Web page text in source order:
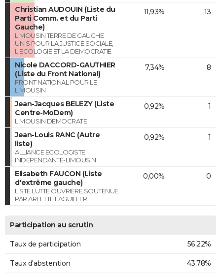
Christian AUDOUIN (Liste du
Parti Comm. et du Parti
Gauche)
LIMOUSIN TERRE DE GAUCHE
UNIS POUR LA JUSTICE SOCIALE,
L'ECOLOGIE ET LA DEMOCRATIE
11,93% 13
Nicole DACCORD-GAUTHIER
(Liste du Front National)
FRONT NATIONAL POUR LE
LIMOUSIN
7,34% 8
Jean-Jacques BELEZY (Liste
Centre-MoDem)
LIMOUSIN DEMOCRATE
0,92% 1
Jean-Louis RANC (Autre
liste)
ALLIANCE ECOLOGISTE
INDEPENDANTE-LIMOUSIN
0,92% 1
Elisabeth FAUCON (Liste
d'extrême gauche)
LISTE LUTTE OUVRIERE SOUTENUE
PAR ARLETTE LAGUILLER
0,00% 0
Participation au scrutin
Taux de participation 56,22%
Taux d'abstention 43,78%